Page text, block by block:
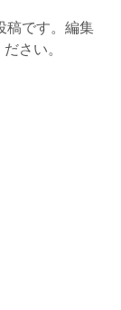
稿です。編集
さい。